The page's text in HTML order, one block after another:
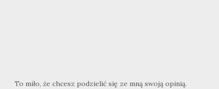
To miło, że chcesz podzielić się ze mną swoją opinią.